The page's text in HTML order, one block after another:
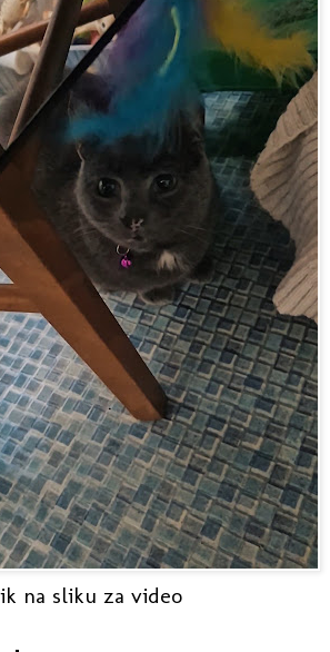
na sliku za video